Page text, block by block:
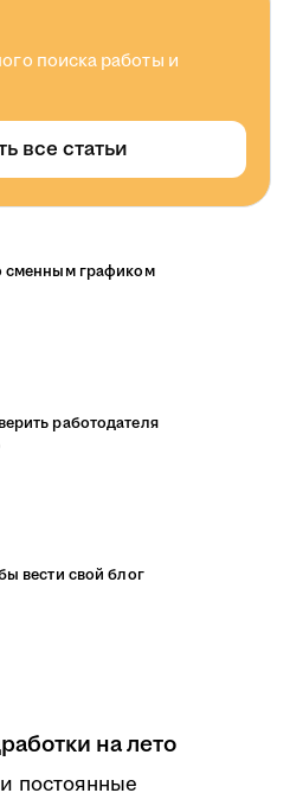
поиска работы и
все статьи
сменным графиком
работодателя
вести свой блог
на лето
постоянные